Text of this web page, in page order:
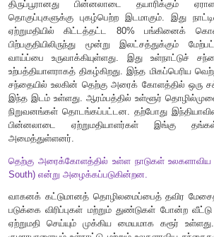
நெசவுத் தொழில் தொகுப்புகள்
இந்தியாவில் மிகப்பெரிய நெசவுத்
விளங்குகிறது. காலனித்துவ
வளர்ச்சியின் காரணமாக கோயம்புத்தூர்
அழைக்கப்படுகிறது. தற்போது
கோயம்புத்தூரைச் சுற்றியுள்ளன. நமது
தொழில் உற்பத்தியில் தமிழகம் பெரும்பங்கு